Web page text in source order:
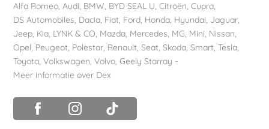
Alfa Romeo,Audi, BMW, BYD SEAL U,Citroën,Cupra,
DS Automobiles, Dacia, Fiat, Ford, Honda, Hyundai, Jaguar,
Jeep, Kia, LYNK & CO, Mazda, Mercedes, MG, Mini, Nissan,
Opel, Peugeot, Polestar, Renault,Seat,Skoda,Smart,Tesla,
Toyota,Volkswagen,Volvo,Geely Starray -
Meer informatie over Dex